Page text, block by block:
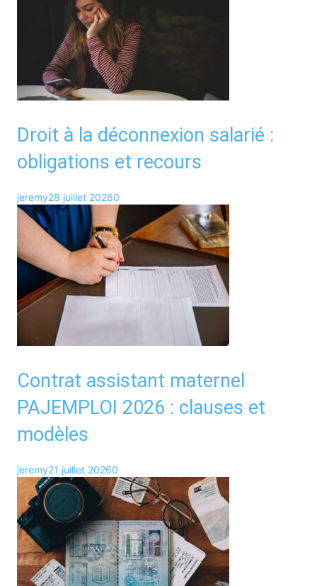
Droit à la déconnexion salarié :
obligations et recours
jeremy28 juillet 20260
Contrat assistant maternel
PAJEMPLOI 2026 : clauses et
modèles
jeremy21 juillet 20260